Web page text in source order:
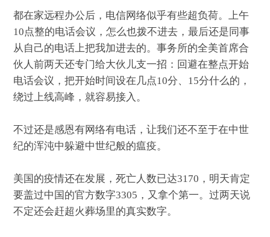
都在家远程办公后，电信网络似乎有些超负荷。上午
10点整的电话会议，怎么也拨不进去，最后还是同事
从自己的电话上把我加进去的。事务所的全美首席合
伙人前两天还专门给大伙儿支一招：回避在整点开始
电话会议，把开始时间设在几点10分、15分什么的，
绕过上线高峰，就容易接入。
不过还是感恩有网络有电话，让我们还不至于在中世
纪的浑沌中躲避中世纪般的瘟疫。
美国的疫情还在发展，死亡人数已达3170，明天肯定
要盖过中国的官方数字3305，又拿个第一。过两天说
不定还会赶超火葬场里的真实数字。